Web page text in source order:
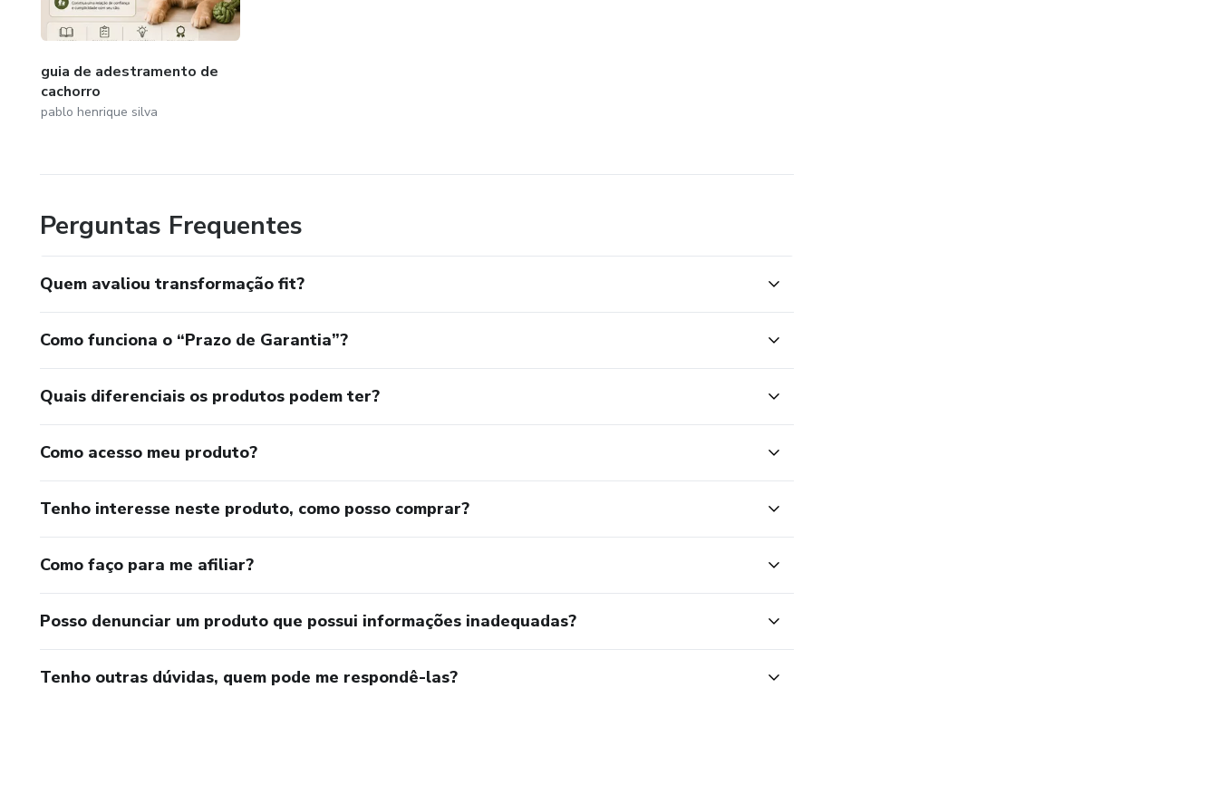
guia de adestramento de
cachorro
pablo henrique silva
Perguntas Frequentes
Quem avaliou transformação fit?
Como funciona o “Prazo de Garantia”?
Quais diferenciais os produtos podem ter?
Como acesso meu produto?
Tenho interesse neste produto, como posso comprar?
Como faço para me afiliar?
Posso denunciar um produto que possui informações inadequadas?
Tenho outras dúvidas, quem pode me respondê-las?